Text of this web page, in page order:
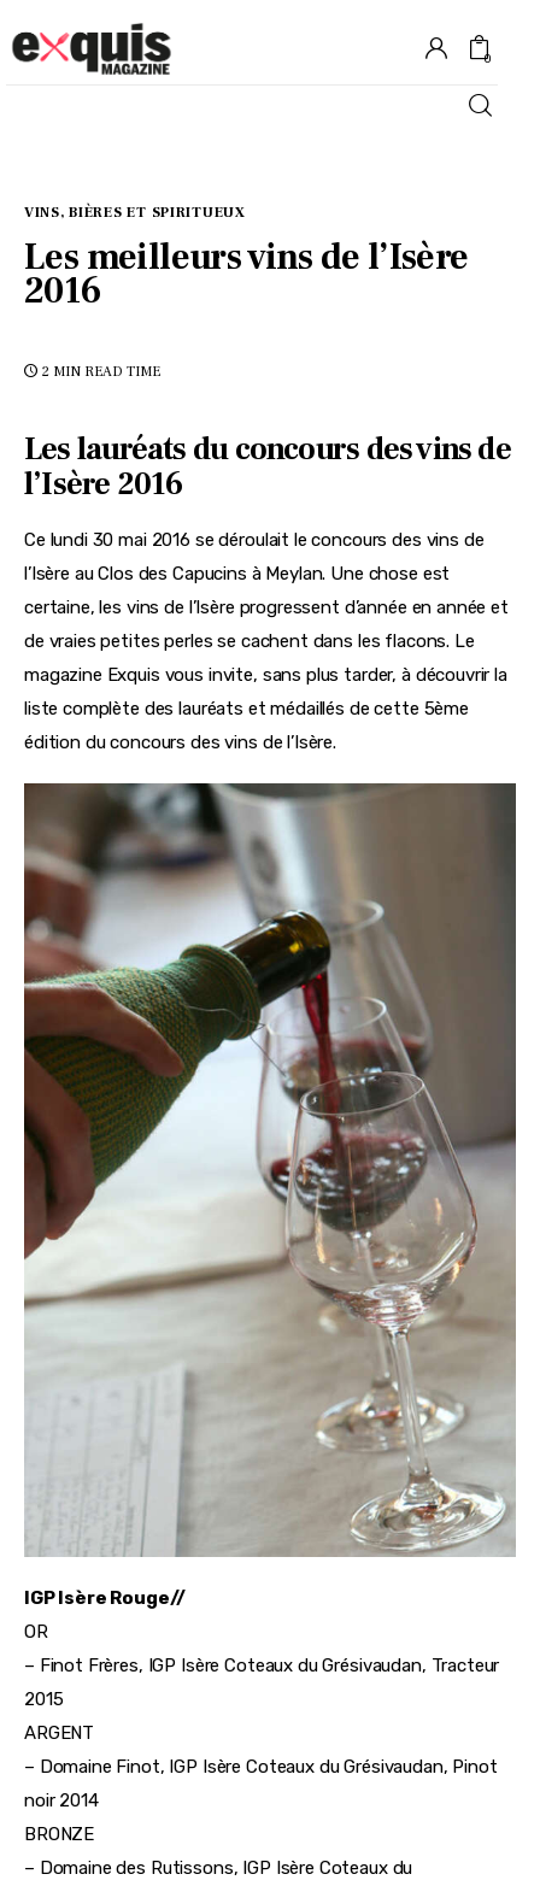
0
Gastronomie
VINS, BIÈRES ET SPIRITUEUX
Les meilleurs vins de l’Isère
2016
2 MIN READ TIME
Les lauréats du concours des vins de
l’Isère 2016
Ce lundi 30 mai 2016 se déroulait le concours des vins de
l’Isère au Clos des Capucins à Meylan. Une chose est
certaine, les vins de l’Isère progressent d’année en année et
de vraies petites perles se cachent dans les flacons. Le
magazine Exquis vous invite, sans plus tarder, à découvrir la
liste complète des lauréats et médaillés de cette 5ème
édition du concours des vins de l’Isère.
IGP Isère Rouge//
OR
– Finot Frères, IGP Isère Coteaux du Grésivaudan, Tracteur
2015
ARGENT
– Domaine Finot, IGP Isère Coteaux du Grésivaudan, Pinot
noir 2014
BRONZE
– Domaine des Rutissons, IGP Isère Coteaux du